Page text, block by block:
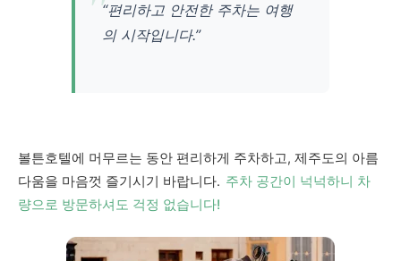
“편리하고 안전한 주차는 여행
의 시작입니다.”
볼튼호텔에 머무르는 동안 편리하게 주차하고, 제주도의 아름
다움을 마음껏 즐기시기 바랍니다. 주차 공간이 넉넉하니 차
량으로 방문하셔도 걱정 없습니다!